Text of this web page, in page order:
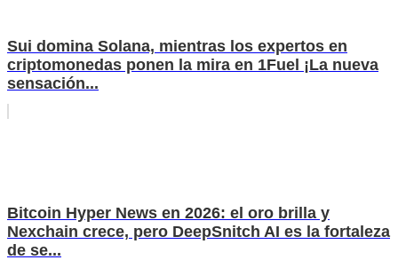
Sui domina Solana, mientras los expertos en
criptomonedas ponen la mira en 1Fuel ¡La nueva
sensación...
Bitcoin Hyper News en 2026: el oro brilla y
Nexchain crece, pero DeepSnitch AI es la fortaleza
de se...